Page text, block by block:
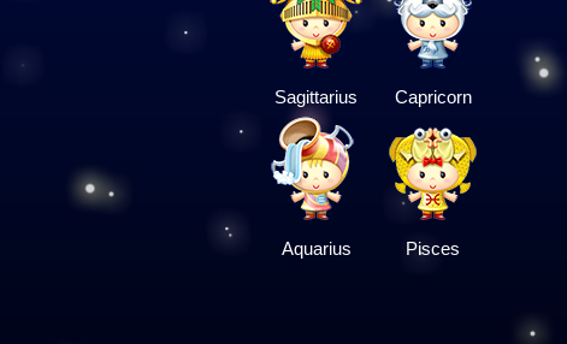
Sagittarius Capricorn
Aquarius Pisces